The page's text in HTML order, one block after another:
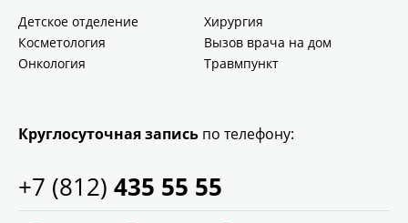
Детское отделение
Хирургия
Косметология
Вызов врача на дом
Онкология
Травмпункт
Круглосуточная запись по телефону:
+7 (812) 435 55 55